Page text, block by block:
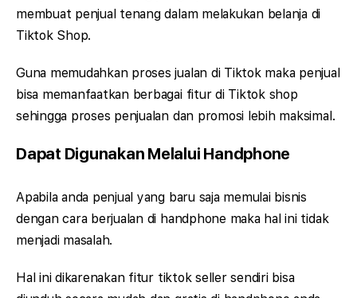
membuat penjual tenang dalam melakukan belanja di
Tiktok Shop.
Guna memudahkan proses jualan di Tiktok maka penjual
bisa memanfaatkan berbagai fitur di Tiktok shop
sehingga proses penjualan dan promosi lebih maksimal.
Dapat Digunakan Melalui Handphone
Apabila anda penjual yang baru saja memulai bisnis
dengan cara berjualan di handphone maka hal ini tidak
menjadi masalah.
Hal ini dikarenakan fitur tiktok seller sendiri bisa